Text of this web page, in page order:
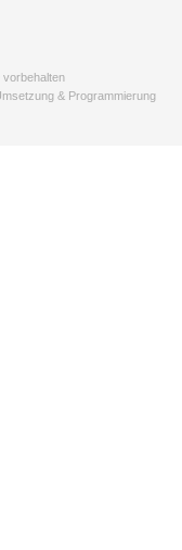
vorbehalten
& Programmierung